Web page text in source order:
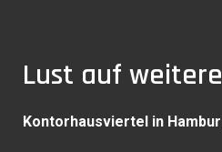
Lust auf
Kontorhausviertel in